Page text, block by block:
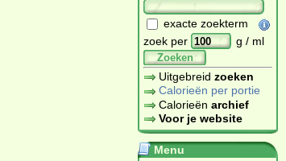
exacte zoekterm
zoek per
g / ml
Zoeken
Uitgebreid zoeken
Calorieën per portie
Calorieën archief
Voor je website
Menu